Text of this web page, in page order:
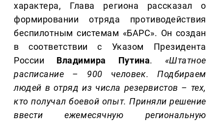
характера, Глава региона рассказал о
формировании отряда противодействия
беспилотным системам «БАРС». Он создан
в соответствии с Указом Президента
России Владимира Путина. «Штатное
расписание – 900 человек. Подбираем
людей в отряд из числа резервистов – тех,
кто получал боевой опыт. Приняли решение
ввести ежемесячную региональную